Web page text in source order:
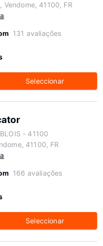
Vendome, 41100, FR
131 avaliações
Seleccionar
- 41100
41100, FR
166 avaliações
Seleccionar